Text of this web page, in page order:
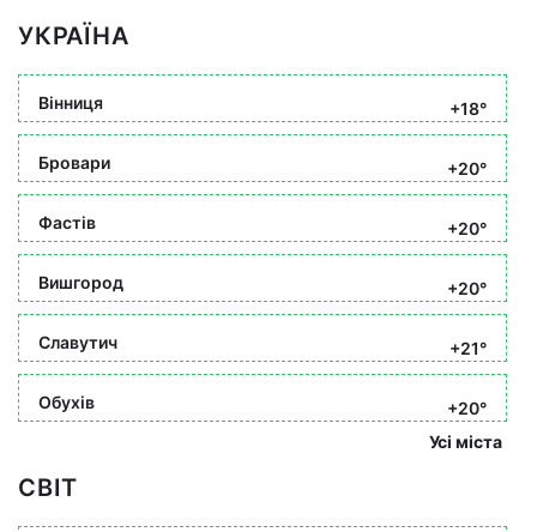
УКРАЇНА
Вінниця +18°
Бровари +20°
Фастів +20°
Вишгород +20°
Славутич +21°
Обухів
+20°
Усі міста
СВІТ